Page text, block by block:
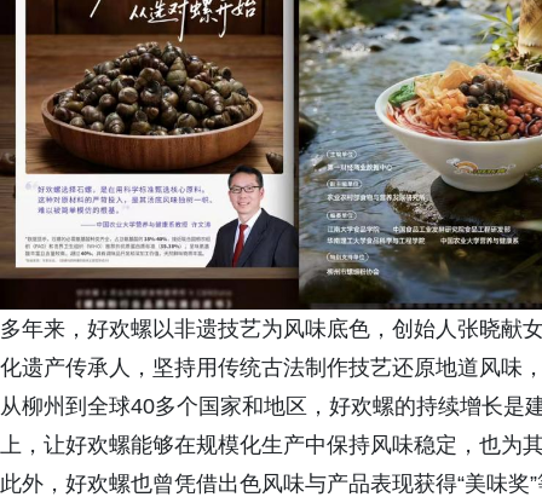
多年来，好欢螺以非遗技艺为风味底色，创始人张晓献
化遗产传承人，坚持用传统古法制作技艺还原地道风味
从柳州到全球40多个国家和地区，好欢螺的持续增长是
上，让好欢螺能够在规模化生产中保持风味稳定，也为
此外，好欢螺也曾凭借出色风味与产品表现获得“美味